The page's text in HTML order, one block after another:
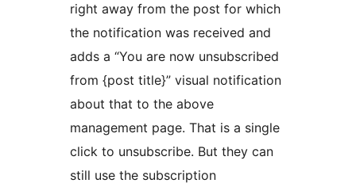
right away from the post for which
the notification was received and
adds a “You are now unsubscribed
from {post title}” visual notification
about that to the above
management page. That is a single
click to unsubscribe. But they can
still use the subscription